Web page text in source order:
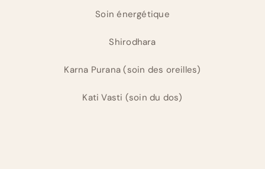
Soin énergétique
Shirodhara
Karna Purana (soin des oreilles)
Kati Vasti (soin du dos)